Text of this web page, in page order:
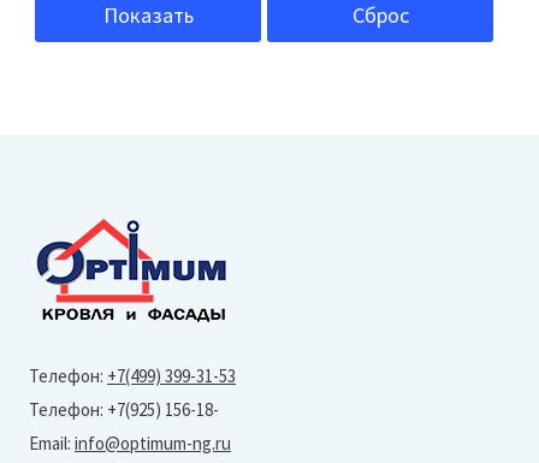
Показать Сброс
Телефон: +7(499) 399-31-53
Телефон: +7(925) 156-18-
Email: info@optimum-ng.ru